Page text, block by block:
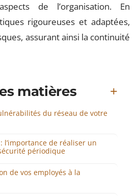
de l’organisation. En
rigoureuses et adaptées,
assurant ainsi la continuité
matières
du réseau de votre
l’importance de réaliser un
périodique
de vos employés à la